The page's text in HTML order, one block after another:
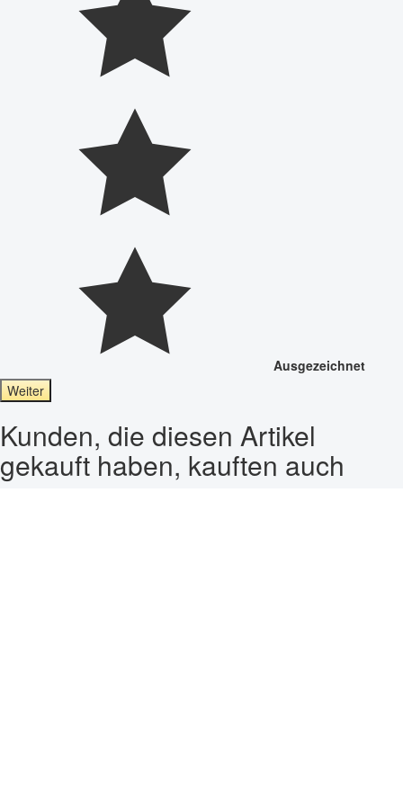
Ausgezeichnet
Weiter
Kunden, die diesen Artikel
gekauft haben, kauften auch